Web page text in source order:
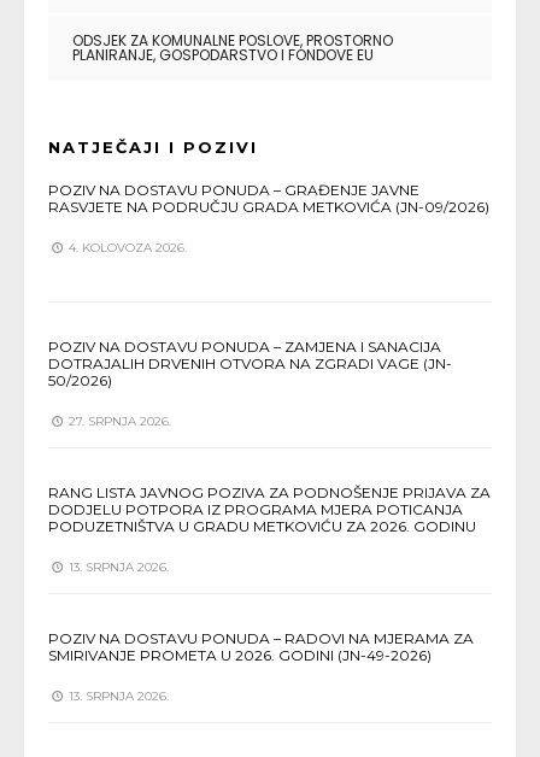
ODSJEK ZA KOMUNALNE POSLOVE, PROSTORNO
PLANIRANJE, GOSPODARSTVO I FONDOVE EU
NATJEČAJI I POZIVI
POZIV NA DOSTAVU PONUDA – GRAĐENJE JAVNE
RASVJETE NA PODRUČJU GRADA METKOVIĆA (JN-09/2026)
4. KOLOVOZA 2026.
POZIV NA DOSTAVU PONUDA – ZAMJENA I SANACIJA
DOTRAJALIH DRVENIH OTVORA NA ZGRADI VAGE (JN-
50/2026)
27. SRPNJA 2026.
RANG LISTA JAVNOG POZIVA ZA PODNOŠENJE PRIJAVA ZA
DODJELU POTPORA IZ PROGRAMA MJERA POTICANJA
PODUZETNIŠTVA U GRADU METKOVIĆU ZA 2026. GODINU
13. SRPNJA 2026.
POZIV NA DOSTAVU PONUDA – RADOVI NA MJERAMA ZA
SMIRIVANJE PROMETA U 2026. GODINI (JN-49-2026)
13. SRPNJA 2026.